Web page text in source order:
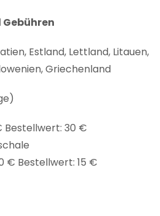
Gebühren
Estland, Lettland, Litauen,
Griechenland
Bestellwert: 30 €
€ Bestellwert: 15 €